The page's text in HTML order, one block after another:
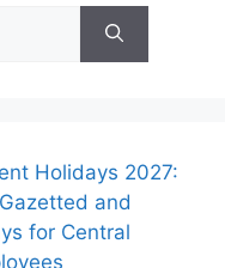
Holidays 2027:
and
for Central